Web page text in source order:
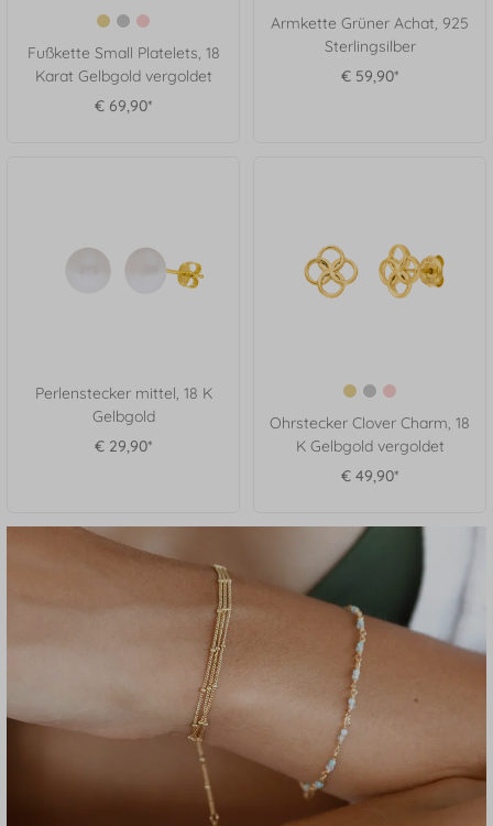
Fußkette Small Platelets, 18
Karat Gelbgold vergoldet
€ 69,90*
Armkette Grüner Achat, 925
Sterlingsilber
€ 59,90*
Perlenstecker mittel, 18 K
Gelbgold
€ 29,90*
Ohrstecker Clover Charm, 18
K Gelbgold vergoldet
€ 49,90*